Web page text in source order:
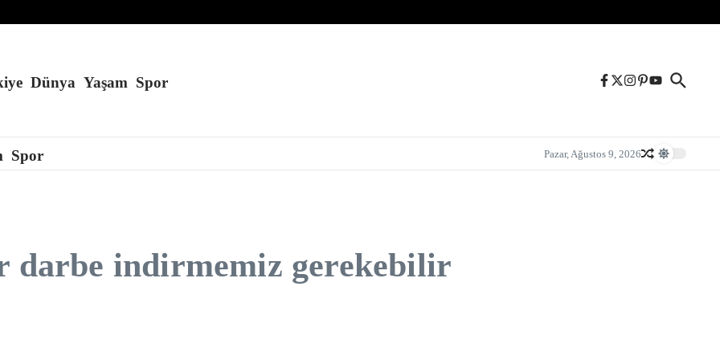
Dünya Yaşam Spor
Spor Pazar, Ağustos 9, 2026
darbe indirmemiz gerekebilir